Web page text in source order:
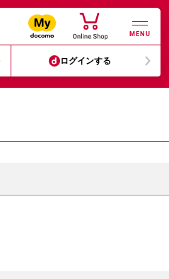
MENU
ログインする